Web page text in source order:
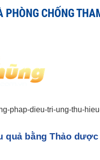
PHÒNG CHỐNG
phap-dieu-tri-ung-thu-
quả bằng Thảo dược